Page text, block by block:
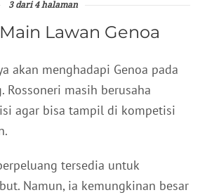
3 dari 4 halaman
Lawan Genoa
akan menghadapi Genoa pada
Rossoneri masih berusaha
agar bisa tampil di kompetisi
tersedia untuk
Namun, ia kemungkinan besar